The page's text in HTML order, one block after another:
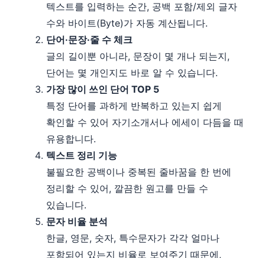
텍스트를 입력하는 순간, 공백 포함/제외 글자
수와 바이트(Byte)가 자동 계산됩니다.
단어·문장·줄 수 체크
글의 길이뿐 아니라, 문장이 몇 개나 되는지,
단어는 몇 개인지도 바로 알 수 있습니다.
가장 많이 쓰인 단어 TOP 5
특정 단어를 과하게 반복하고 있는지 쉽게
확인할 수 있어 자기소개서나 에세이 다듬을 때
유용합니다.
텍스트 정리 기능
불필요한 공백이나 중복된 줄바꿈을 한 번에
정리할 수 있어, 깔끔한 원고를 만들 수
있습니다.
문자 비율 분석
한글, 영문, 숫자, 특수문자가 각각 얼마나
포함되어 있는지 비율로 보여주기 때문에,